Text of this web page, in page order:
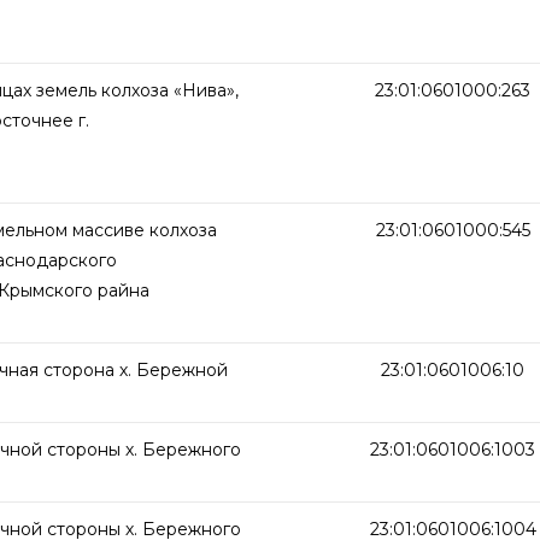
земель колхоза «Нива»,
г.
23:01:0601000:263
массиве колхоза
райна
23:01:0601000:545
сторона х. Бережной 23:01:0601006:10
стороны х. Бережного 23:01:0601006:1003
стороны х. Бережного 23:01:0601006:1004